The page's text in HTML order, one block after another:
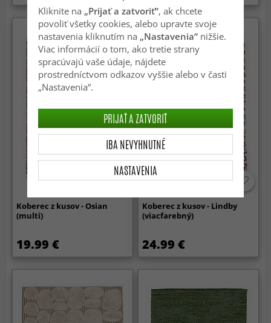
Koberec z kusov - Osian
(multi)
19.99 €
Koberec z kusov - Lindby
(viacfarebný)
24.99 €
Kliknite na „Prijať a zatvoriť“, ak chcete
povoliť všetky cookies, alebo upravte svoje
nastavenia kliknutím na „Nastavenia“nižšie.
Viac informácií o tom, ako tretie strany
spracúvajú vaše údaje, nájdete
prostredníctvom odkazov vyššie alebo v časti
„Nastavenia“.
NASTAVENIA
IBA NEVYHNUTNÉ
PRIJAŤ A ZATVORIŤ